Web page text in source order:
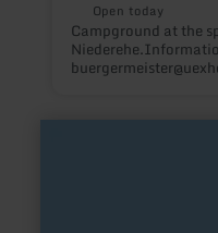
Open today
Campground at the